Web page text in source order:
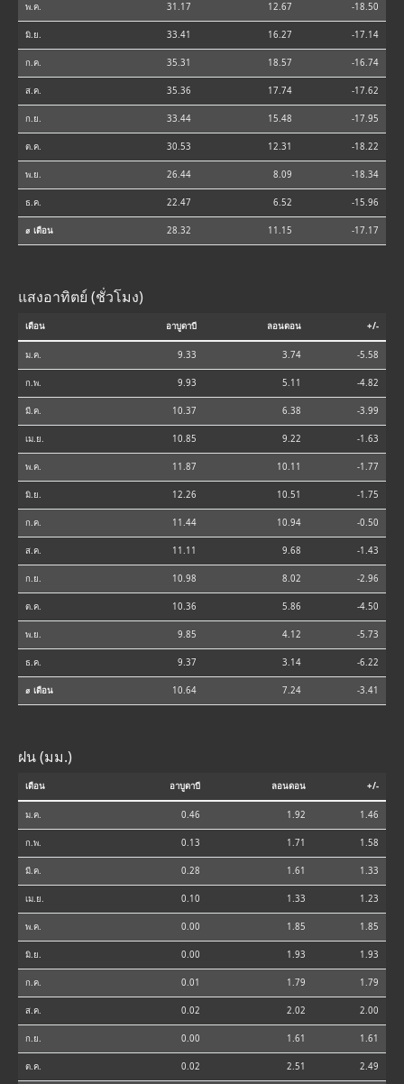
พ.ค. 31.17 12.67 -18.50
มิ.ย. 33.41 16.27 -17.14
ก.ค. 35.31 18.57 -16.74
ส.ค. 35.36 17.74 -17.62
ก.ย. 33.44 15.48 -17.95
ต.ค. 30.53 12.31 -18.22
พ.ย. 26.44 8.09 -18.34
ธ.ค. 22.47 6.52 -15.96
⌀ เดือน 28.32 11.15 -17.17
แสงอาทิตย์ (ชั่วโมง)
เดือน อาบูดาบี ลอนดอน +/-
ม.ค. 9.33 3.74 -5.58
ก.พ. 9.93 5.11 -4.82
มี.ค. 10.37 6.38 -3.99
เม.ย. 10.85 9.22 -1.63
พ.ค. 11.87 10.11 -1.77
มิ.ย. 12.26 10.51 -1.75
ก.ค. 11.44 10.94 -0.50
ส.ค. 11.11 9.68 -1.43
ก.ย. 10.98 8.02 -2.96
ต.ค. 10.36 5.86 -4.50
พ.ย. 9.85 4.12 -5.73
ธ.ค. 9.37 3.14 -6.22
⌀ เดือน 10.64 7.24 -3.41
ฝน (มม.)
เดือน อาบูดาบี ลอนดอน +/-
ม.ค. 0.46 1.92 1.46
ก.พ. 0.13 1.71 1.58
มี.ค. 0.28 1.61 1.33
เม.ย. 0.10 1.33 1.23
พ.ค. 0.00 1.85 1.85
มิ.ย. 0.00 1.93 1.93
ก.ค. 0.01 1.79 1.79
ส.ค. 0.02 2.02 2.00
ก.ย. 0.00 1.61 1.61
ต.ค. 0.02 2.51 2.49